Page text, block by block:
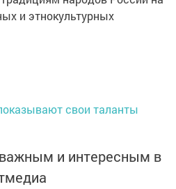
и этнокультурных
свои таланты
и интересным в